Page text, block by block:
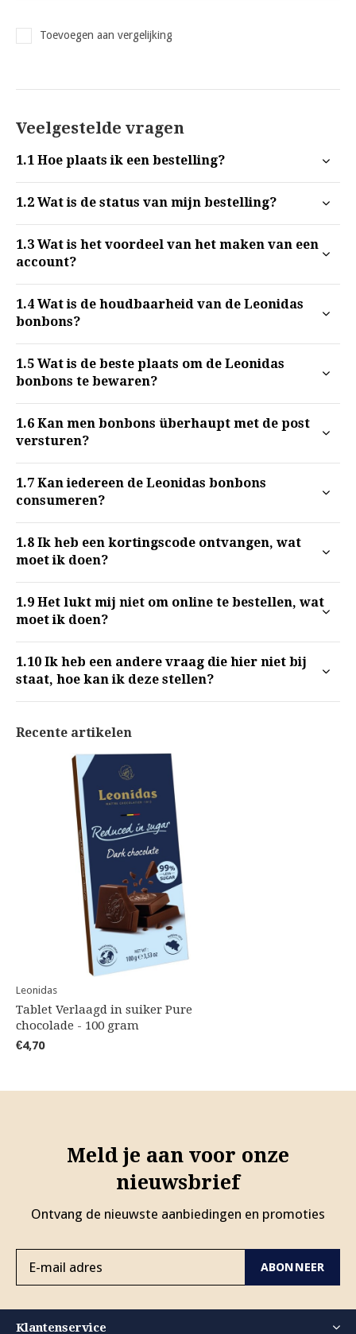
Toevoegen aan vergelijking
Veelgestelde vragen
1.1 Hoe plaats ik een bestelling?
1.2 Wat is de status van mijn bestelling?
1.3 Wat is het voordeel van het maken van een
account?
1.4 Wat is de houdbaarheid van de Leonidas
bonbons?
1.5 Wat is de beste plaats om de Leonidas
bonbons te bewaren?
1.6 Kan men bonbons überhaupt met de post
versturen?
1.7 Kan iedereen de Leonidas bonbons
consumeren?
1.8 Ik heb een kortingscode ontvangen, wat
moet ik doen?
1.9 Het lukt mij niet om online te bestellen, wat
moet ik doen?
1.10 Ik heb een andere vraag die hier niet bij
staat, hoe kan ik deze stellen?
Recente artikelen
Leonidas
Tablet Verlaagd in suiker Pure
chocolade - 100 gram
€4,70
Meld je aan voor onze
nieuwsbrief
Ontvang de nieuwste aanbiedingen en promoties
ABONNEER
Klantenservice